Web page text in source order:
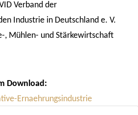
Verband der
Industrie in Deutschland e. V.
, Mühlen- und Stärkewirtschaft
Download:
Ernaehrungsindustrie